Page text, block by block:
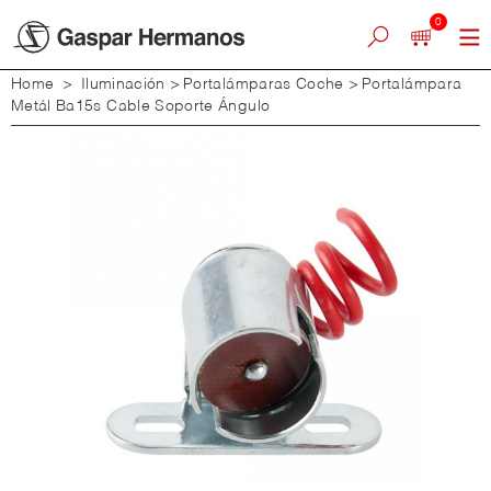
0
Home > Iluminación > Portalámparas Coche > Portalámpara
Metál Ba15s Cable Soporte Ángulo